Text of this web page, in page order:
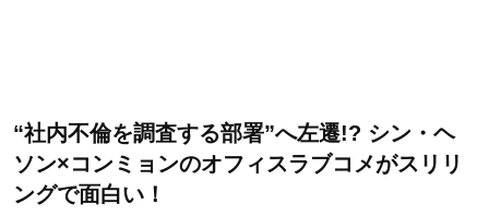
“社内不倫を調査する部署”へ左遷!? シン・ヘ
ソン×コンミョンのオフィスラブコメがスリリ
ングで面白い！